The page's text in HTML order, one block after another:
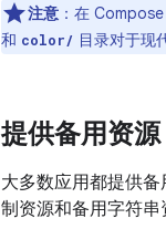
注意 ：在
和 color/ 目录对于现
提供备用资源
大多数应用都提供
制资源和备用字符串